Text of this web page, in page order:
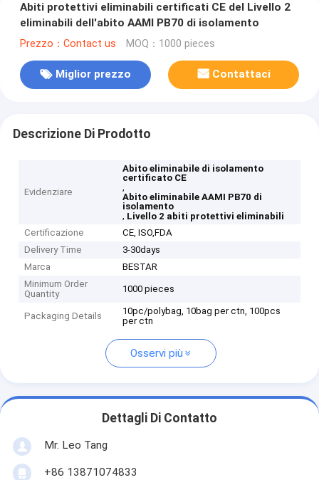
Abiti protettivi eliminabili certificati CE del Livello 2
eliminabili dell'abito AAMI PB70 di isolamento
Prezzo：Contact us MOQ：1000 pieces
Miglior prezzo Contattaci
Descrizione Di Prodotto
Evidenziare
Abito eliminabile di isolamento
certificato CE
,
Abito eliminabile AAMI PB70 di
isolamento
, Livello 2 abiti protettivi eliminabili
Certificazione
CE, ISO,FDA
Delivery Time
3-30days
Marca
BESTAR
Minimum Order
Quantity
1000 pieces
Packaging Details
10pc/polybag, 10bag per ctn, 100pcs
per ctn
Osservi più
Dettagli Di Contatto
Mr. Leo Tang
+86 13871074833